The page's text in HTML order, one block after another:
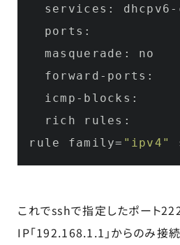
services:
  ports:
  masquerade: no
  forward-ports:
  icmp-blocks:
  rich rules:
rule family= "ipv4"
これでsshで指定したポート
IP「192.168.1.1」からのみ接